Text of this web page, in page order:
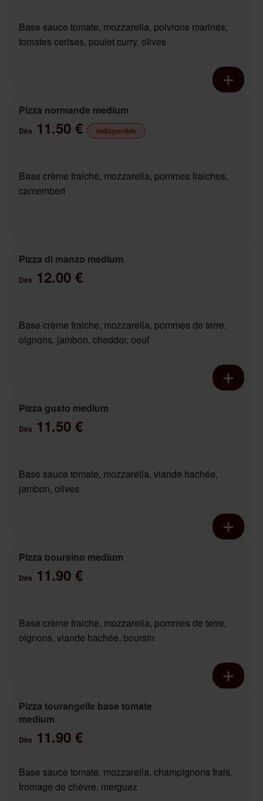
Base sauce tomate, mozzarella, poivrons marinés,
tomates cerises, poulet curry, olives
Pizza normande medium
Dès 11.50 € indisponible
Base crème fraiche, mozzarella, pommes fraiches,
camembert
Pizza di manzo medium
Dès 12.00 €
Base crème fraiche, mozzarella, pommes de terre,
oignons, jambon, cheddar, oeuf
Pizza gusto medium
Dès 11.50 €
Base sauce tomate, mozzarella, viande hachée,
jambon, olives
Pizza boursino medium
Dès 11.90 €
Base crème fraiche, mozzarella, pommes de terre,
oignons, viande hachée, boursin
Pizza tourangelle base tomate
medium
Dès 11.90 €
Base sauce tomate, mozzarella, champignons frais,
fromage de chèvre, merguez